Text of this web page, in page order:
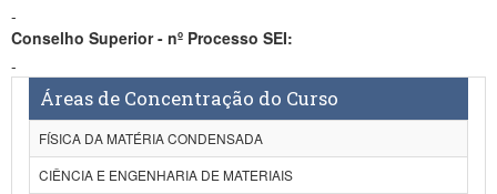
-
Conselho Superior - nº Processo SEI:
-
Áreas de Concentração do Curso
FÍSICA DA MATÉRIA CONDENSADA
CIÊNCIA E ENGENHARIA DE MATERIAIS